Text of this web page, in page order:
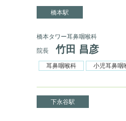
橋本駅
橋本タワー耳鼻咽喉科
院長
竹田 昌彦
耳鼻咽喉科 小児耳鼻咽
下永谷駅